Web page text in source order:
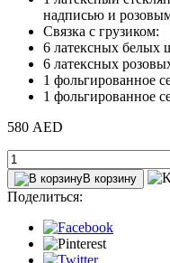
надписью и
Связка с грузиком:
6 латексных белых
6 латексных
1 фольгированное
1 фольгированное
580 AED
В корзину
Поделиться: